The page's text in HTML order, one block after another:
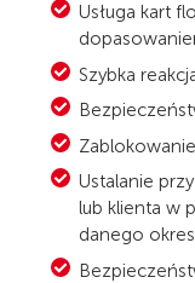
Usługa kart
Szybka
Ustalanie
lub klienta w
danego